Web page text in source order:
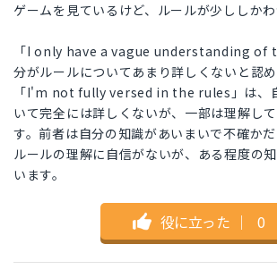
ゲームを見ているけど、ルールが少ししかわ
「I only have a vague understanding of
分がルールについてあまり詳しくないと認め
「I'm not fully versed in the rules」は、
いて完全には詳しくないが、一部は理解し
す。前者は自分の知識があいまいで不確か
ルールの理解に自信がないが、ある程度の
います。
役に立った ｜ 0